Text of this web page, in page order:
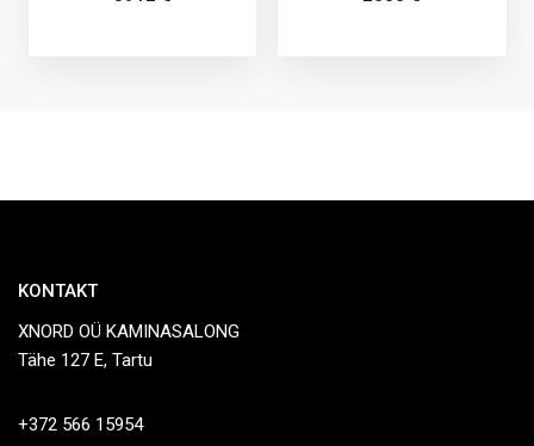
KONTAKT
XNORD OÜ KAMINASALONG
Tähe 127 E, Tartu
+372 566 15954